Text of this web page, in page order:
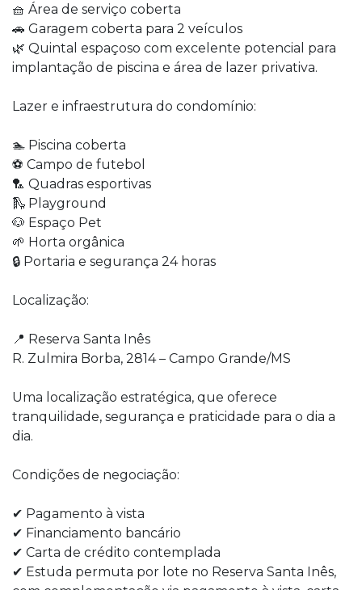
🧺 Área de serviço coberta
🚗 Garagem coberta para 2 veículos
🌿 Quintal espaçoso com excelente potencial para
implantação de piscina e área de lazer privativa.
Lazer e infraestrutura do condomínio:
🏊 Piscina coberta
⚽ Campo de futebol
🏸 Quadras esportivas
🛝 Playground
🐶 Espaço Pet
🌱 Horta orgânica
🔒 Portaria e segurança 24 horas
Localização:
📍 Reserva Santa Inês
R. Zulmira Borba, 2814 – Campo Grande/MS
Uma localização estratégica, que oferece
tranquilidade, segurança e praticidade para o dia a
dia.
Condições de negociação:
✔ Pagamento à vista
✔ Financiamento bancário
✔ Carta de crédito contemplada
✔ Estuda permuta por lote no Reserva Santa Inês,